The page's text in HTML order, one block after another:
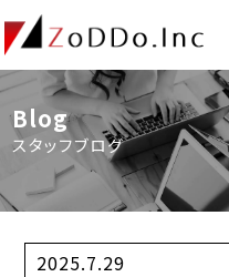
Blog
スタッフブログ
2025.7.29